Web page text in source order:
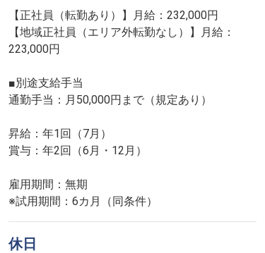
【正社員（転勤あり）】月給：232,000円
【地域正社員（エリア外転勤なし）】月給：
223,000円
■別途支給手当
通勤手当：月50,000円まで（規定あり）
昇給：年1回（7月）
賞与：年2回（6月・12月）
雇用期間：無期
※試用期間：6カ月（同条件）
休日